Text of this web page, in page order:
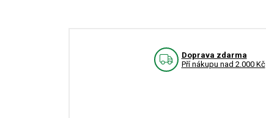
Doprava zdarma
Pří nákupu nad 2.000 Kč